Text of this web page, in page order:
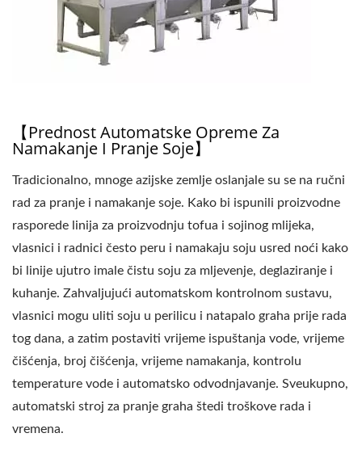
【Prednost Automatske Opreme Za
Namakanje I Pranje Soje】
Tradicionalno, mnoge azijske zemlje oslanjale su se na ručni
rad za pranje i namakanje soje. Kako bi ispunili proizvodne
rasporede linija za proizvodnju tofua i sojinog mlijeka,
vlasnici i radnici često peru i namakaju soju usred noći kako
bi linije ujutro imale čistu soju za mljevenje, deglaziranje i
kuhanje. Zahvaljujući automatskom kontrolnom sustavu,
vlasnici mogu uliti soju u perilicu i natapalo graha prije rada
tog dana, a zatim postaviti vrijeme ispuštanja vode, vrijeme
čišćenja, broj čišćenja, vrijeme namakanja, kontrolu
temperature vode i automatsko odvodnjavanje. Sveukupno,
automatski stroj za pranje graha štedi troškove rada i
vremena.